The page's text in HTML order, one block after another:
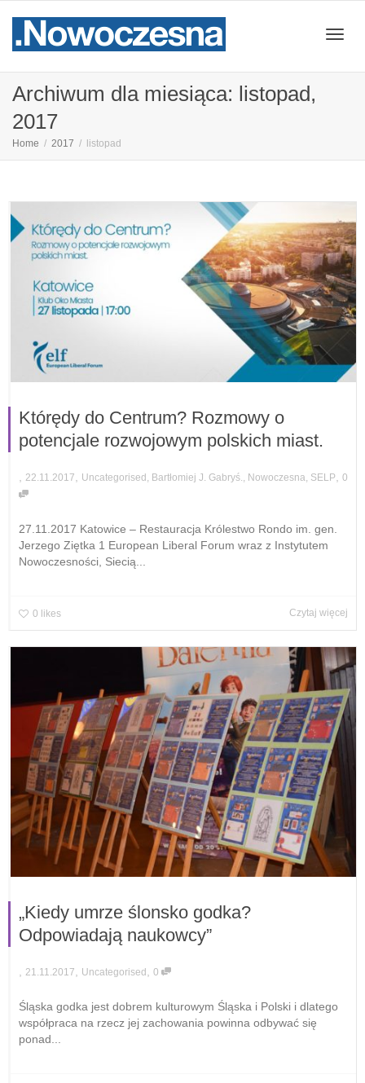
Archiwum dla miesiąca: listopad,
2017
Home 2017 listopad
Którędy do Centrum? Rozmowy o
potencjale rozwojowym polskich miast.
22.11.2017 Uncategorised, Bartłomiej J. Gabryś., Nowoczesna, SELP 0
27.11.2017 Katowice – Restauracja Królestwo Rondo im. gen.
Jerzego Ziętka 1 European Liberal Forum wraz z Instytutem
Nowoczesności, Siecią...
0 likes Czytaj więcej
„Kiedy umrze ślonsko godka?
Odpowiadają naukowcy”
21.11.2017 Uncategorised 0
Śląska godka jest dobrem kulturowym Śląska i Polski i dlatego
współpraca na rzecz jej zachowania powinna odbywać się
ponad...